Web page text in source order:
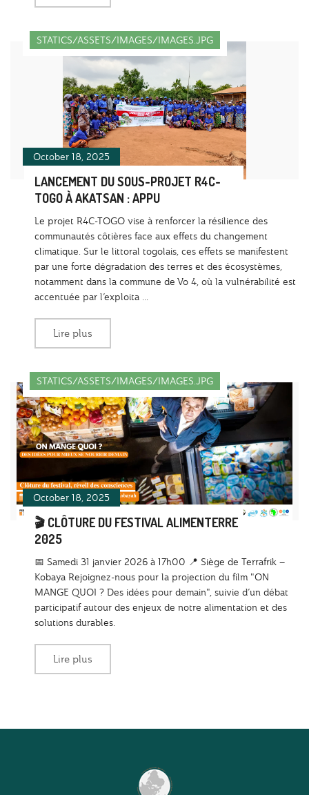
October 18, 2025
STATICS/ASSETS/IMAGES/IMAGES.JPG
LANCEMENT DU SOUS-PROJET R4C-
TOGO À AKATSAN : APPU
Le projet R4C-TOGO vise à renforcer la résilience des
communautés côtières face aux effets du changement
climatique. Sur le littoral togolais, ces effets se manifestent
par une forte dégradation des terres et des écosystèmes,
notamment dans la commune de Vo 4, où la vulnérabilité est
accentuée par l’exploita ...
Lire plus
October 18, 2025
STATICS/ASSETS/IMAGES/IMAGES.JPG
🎬 CLÔTURE DU FESTIVAL ALIMENTERRE
2025
📅 Samedi 31 janvier 2026 à 17h00 📍 Siège de Terrafrik –
Kobaya Rejoignez-nous pour la projection du film "ON
MANGE QUOI ? Des idées pour demain", suivie d’un débat
participatif autour des enjeux de notre alimentation et des
solutions durables.
Lire plus